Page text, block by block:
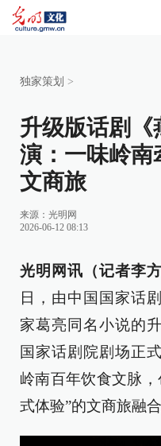
独家策划 >
升级版话剧《
演：一味岭南
文商旅
来源： 光明网
2026-06-12 08:13
光明网讯（记者李
日，由中国国家话
家葛亮同名小说的
国家话剧院剧场正
岭南百年饮食文脉
式体验”的文商旅融合